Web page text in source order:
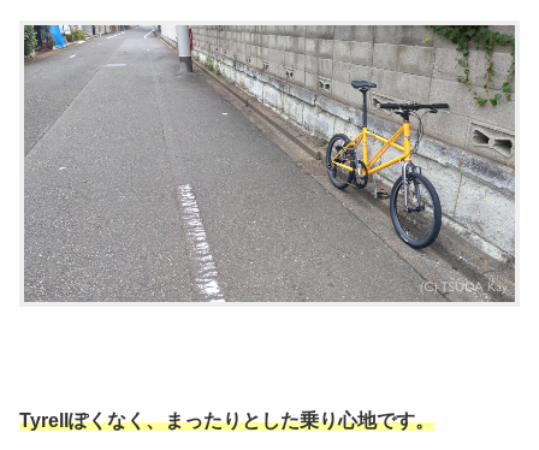
Tyrellぽくなく、まったりとした乗り心地です。